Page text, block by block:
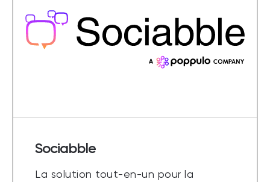
Sociabble
La solution tout-en-un pour la